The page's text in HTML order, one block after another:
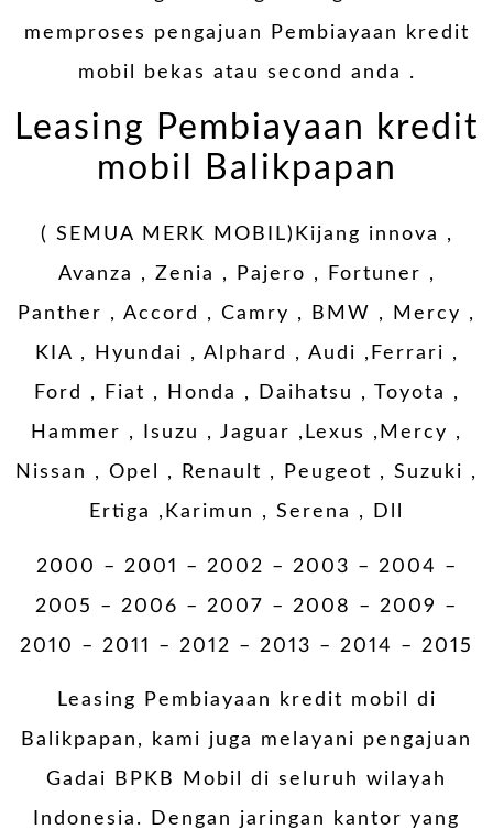
memproses pengajuan Pembiayaan kredit
mobil bekas atau second anda .
Leasing Pembiayaan kredit
mobil Balikpapan
( SEMUA MERK MOBIL)Kijang innova ,
Avanza , Zenia , Pajero , Fortuner ,
Panther , Accord , Camry , BMW , Mercy ,
KIA , Hyundai , Alphard , Audi ,Ferrari ,
Ford , Fiat , Honda , Daihatsu , Toyota ,
Hammer , Isuzu , Jaguar ,Lexus ,Mercy ,
Nissan , Opel , Renault , Peugeot , Suzuki ,
Ertiga ,Karimun , Serena , Dll
2000 – 2001 – 2002 – 2003 – 2004 –
2005 – 2006 – 2007 – 2008 – 2009 –
2010 – 2011 – 2012 – 2013 – 2014 – 2015
Leasing Pembiayaan kredit mobil di
Balikpapan, kami juga melayani pengajuan
Gadai BPKB Mobil di seluruh wilayah
Indonesia. Dengan jaringan kantor yang